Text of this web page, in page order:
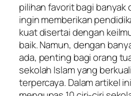
pilihan favorit bagi banyak
ingin memberikan
kuat disertai dengan
baik. Namun, dengan
ada, penting bagi orang
sekolah Islam yang
terpercaya. Dalam artikel